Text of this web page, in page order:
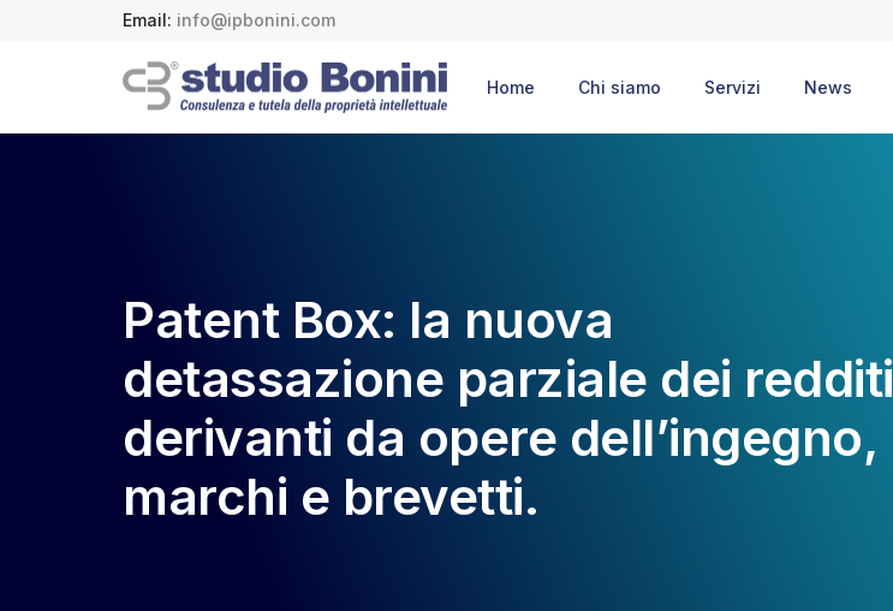
Email: info@ipbonini.com
Home Chi siamo Servizi News
Patent Box: la nuova
detassazione parziale dei redditi
derivanti da opere dell’ingegno,
marchi e brevetti.